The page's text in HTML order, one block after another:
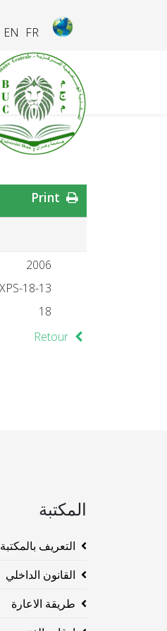
FR
EN
2006
18-13-E-47/05EXPS
18
Retour
المكتبة
التعريف بالمكتبة
القانون الداخلي
طريقة الاعارة